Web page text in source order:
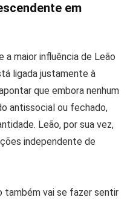
em
a maior influência de Leão
ligada justamente à
que embora nenhum
antissocial ou fechado,
Leão, por sua vez,
independente de
também vai se fazer sentir